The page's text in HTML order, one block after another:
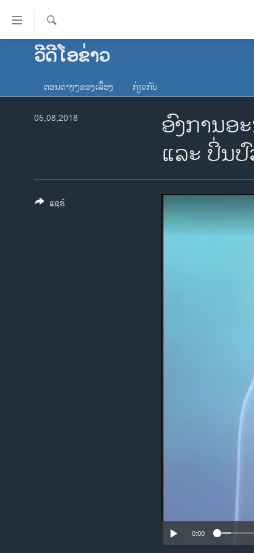
ລິ້ງ
ສຳຫລັບ
ຂ້າມ
ໂຮມເພຈ
ອາເມຣິກາ
ການເລືອກຕັ້ງ ປະທານາທີບໍດີ ສະຫະລັດ
ເອເຊຍ
ຄົ້ນຫາ
ວີດີໂອຂ່າວ
ຕອນຕ່າງໆຂອງເລື້ອງ ກ່ຽວກັບ
ອົງການອ
ແລະ ປິ່ນ
05,08,2018
0:00
ແຊຣ໌